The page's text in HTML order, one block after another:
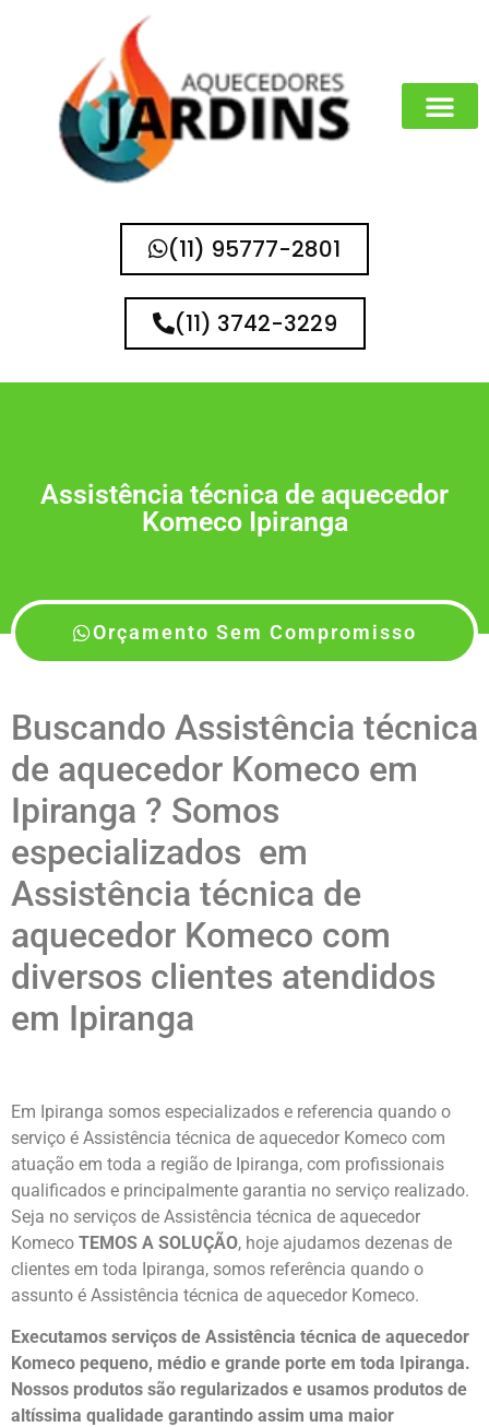
(11) 95777-2801
(11) 3742-3229
Assistência técnica de aquecedor
Komeco Ipiranga
Orçamento Sem Compromisso
Buscando Assistência técnica
de aquecedor Komeco em
Ipiranga ? Somos
especializados em
Assistência técnica de
aquecedor Komeco com
diversos clientes atendidos
em Ipiranga
Em Ipiranga somos especializados e referencia quando o
serviço é Assistência técnica de aquecedor Komeco com
atuação em toda a região de Ipiranga, com profissionais
qualificados e principalmente garantia no serviço realizado.
Seja no serviços de Assistência técnica de aquecedor
Komeco TEMOS A SOLUÇÃO, hoje ajudamos dezenas de
clientes em toda Ipiranga, somos referência quando o
assunto é Assistência técnica de aquecedor Komeco.
Executamos serviços de Assistência técnica de aquecedor
Komeco pequeno, médio e grande porte em toda Ipiranga.
Nossos produtos são regularizados e usamos produtos de
altíssima qualidade garantindo assim uma maior